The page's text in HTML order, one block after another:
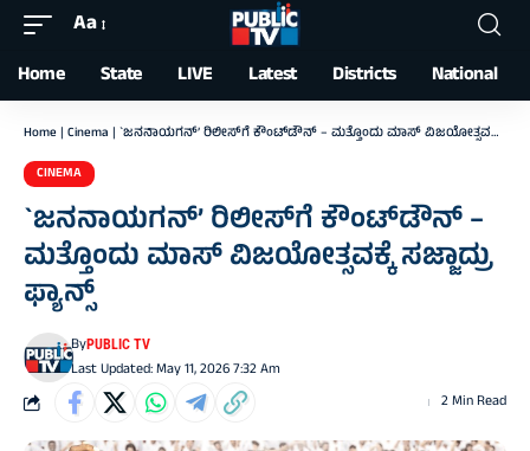
Font
Resizer
Aa
Home State LIVE Latest Districts National
Home | Cinema | `ಜನನಾಯಗನ್’ ರಿಲೀಸ್‌ಗೆ ಕೌಂಟ್‌ಡೌನ್ – ಮತ್ತೊಂದು ಮಾಸ್ ವಿಜಯೋತ್ಸವಕ್ಕೆ ಸಜ್ಜಾದ್ರು ಫ್ಯಾನ್ಸ್
CINEMA
`ಜನನಾಯಗನ್’ ರಿಲೀಸ್‌ಗೆ ಕೌಂಟ್‌ಡೌನ್ –
ಮತ್ತೊಂದು ಮಾಸ್ ವಿಜಯೋತ್ಸವಕ್ಕೆ ಸಜ್ಜಾದ್ರು
ಫ್ಯಾನ್ಸ್
Last Updated: May 11, 2026 7:32 Am
ByPUBLIC TV
2 Min Read